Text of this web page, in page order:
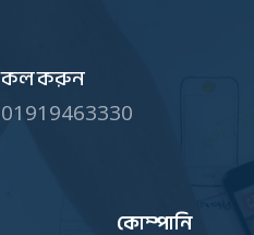
কল করুন
01919463330
কোম্পানি